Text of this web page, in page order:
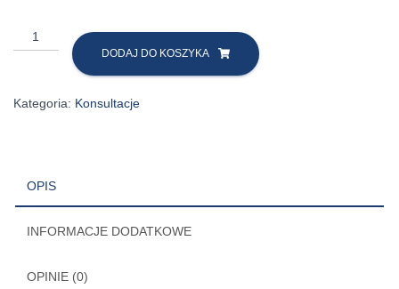
ilość
Konsultacje
inwestycyjno-
„Mini
DODAJ DO KOSZYKA
Kategoria: Konsultacje
OPIS
INFORMACJE DODATKOWE
OPINIE (0)